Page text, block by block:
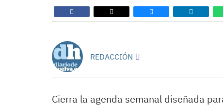
REDACCIÓN
Cierra la agenda semanal diseñada